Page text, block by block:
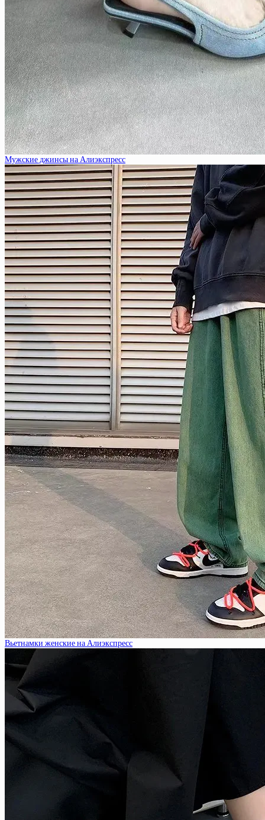
Мужские джинсы на Алиэкспресс
Вьетнамки женские на Алиэкспресс